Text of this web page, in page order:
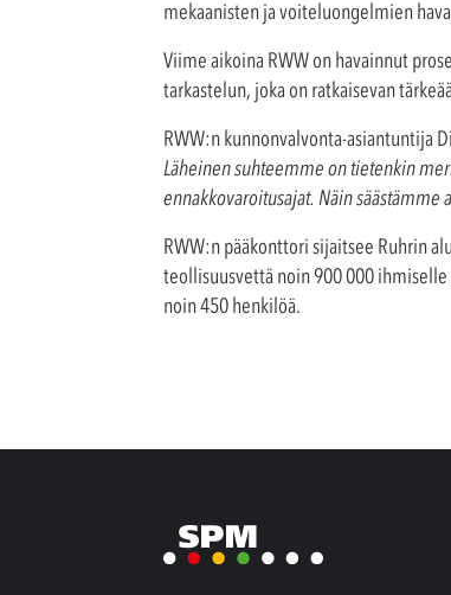
mekaanisten ja voiteluongelmien
Viime aikoina RWW on havainnut
tarkastelun, joka on ratkaisevan
RWW:n kunnonvalvonta-asiantuntija
Läheinen suhteemme on tietenkin
ennakkovaroitusajat. Näin
RWW:n pääkonttori sijaitsee Ruhrin
teollisuusvettä noin 900 000 ihmiselle
noin 450 henkilöä.